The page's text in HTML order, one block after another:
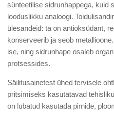
sünteetilise sidrunhappega, kuid
looduslikku analoogi.
ülesandeid: ta on antioksüdant,
konserveerib ja seob
ise, ning sidrunhape osaleb
protsessides.
Säilitusainetest ühed tervisele
pritsimiseks kasutatavad
on lubatud kasutada pirnide,